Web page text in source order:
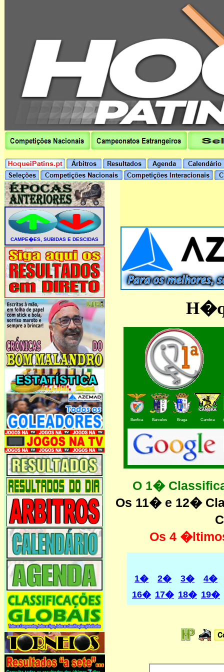
Benfica Barcelos Braga Cambra
O 1�
Os 11� e 12�
Os 4
1� 2� 3�
4�
16� 17� 18� 19�